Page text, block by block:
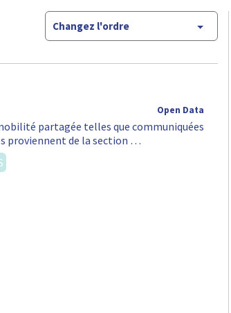
Changez l'ordre
Open Data
partagée telles que communiquées
proviennent de la section …